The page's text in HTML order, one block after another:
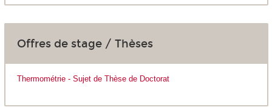
Offres de stage / Thèses
Thermométrie - Sujet de Thèse de Doctorat